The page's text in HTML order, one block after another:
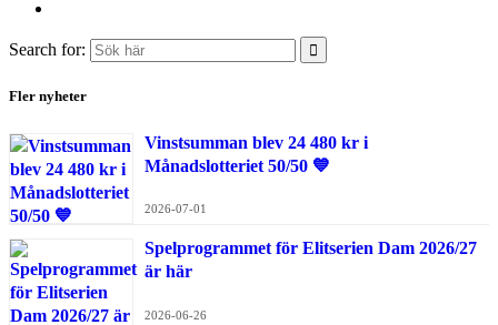
Search for:
Fler nyheter
Vinstsumman blev 24 480 kr i
Månadslotteriet 50/50 💙
2026-07-01
Spelprogrammet för Elitserien Dam 2026/27
är här
2026-06-26